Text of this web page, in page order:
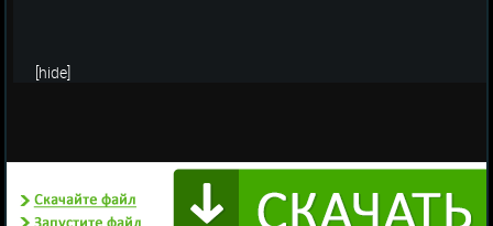
[hide]